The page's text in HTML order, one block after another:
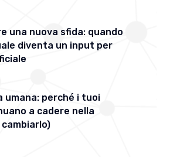
una nuova sfida: quando
diventa un input per
umana: perché i tuoi
a cadere nella